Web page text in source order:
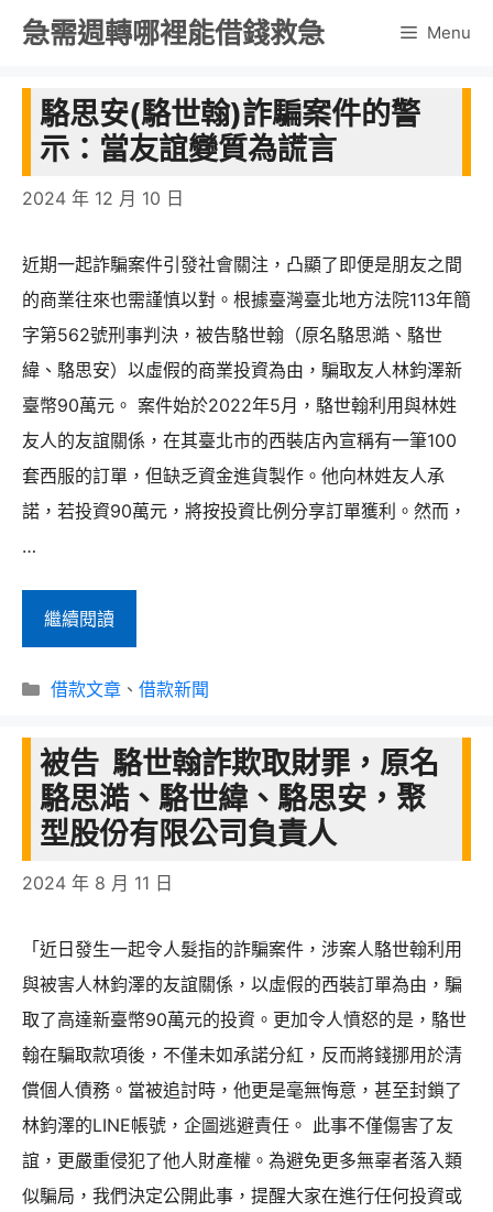
急需週轉哪裡能借錢救急 Menu
駱思安(駱世翰)詐騙案件的警
示：當友誼變質為謊言
2024 年 12 月 10 日
近期一起詐騙案件引發社會關注，凸顯了即便是朋友之間
的商業往來也需謹慎以對。根據臺灣臺北地方法院113年簡
字第562號刑事判決，被告駱世翰（原名駱思澔、駱世
緯、駱思安）以虛假的商業投資為由，騙取友人林鈞澤新
臺幣90萬元。 案件始於2022年5月，駱世翰利用與林姓
友人的友誼關係，在其臺北市的西裝店內宣稱有一筆100
套西服的訂單，但缺乏資金進貨製作。他向林姓友人承
諾，若投資90萬元，將按投資比例分享訂單獲利。然而，
…
繼續閱讀駱
思
安
世
翰)
詐
的
警
示：
誼
變
分
借款文章、 借款新聞
被告 駱世翰詐欺取財罪，原名
駱思澔、駱世緯、駱思安，聚
型股份有限公司負責人
2024 年 8 月 11 日
「近日發生一起令人髮指的詐騙案件，涉案人駱世翰利用
與被害人林鈞澤的友誼關係，以虛假的西裝訂單為由，騙
取了高達新臺幣90萬元的投資。更加令人憤怒的是，駱世
翰在騙取款項後，不僅未如承諾分紅，反而將錢挪用於清
償個人債務。當被追討時，他更是毫無悔意，甚至封鎖了
林鈞澤的LINE帳號，企圖逃避責任。 此事不僅傷害了友
誼，更嚴重侵犯了他人財產權。為避免更多無辜者落入類
似騙局，我們決定公開此事，提醒大家在進行任何投資或